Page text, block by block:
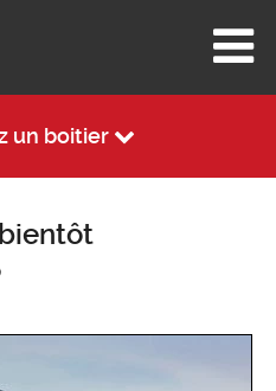
un boitier
bientôt